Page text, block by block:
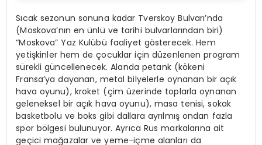
Sıcak sezonun sonuna kadar Tverskoy Bulvarı’nda
(Moskova’nın en ünlü ve tarihi bulvarlarından biri)
“Moskova” Yaz Kulübü faaliyet gösterecek. Hem
yetişkinler hem de çocuklar için düzenlenen program
sürekli güncellenecek. Alanda petank (kökeni
Fransa’ya dayanan, metal bilyelerle oynanan bir açık
hava oyunu), kroket (çim üzerinde toplarla oynanan
geleneksel bir açık hava oyunu), masa tenisi, sokak
basketbolu ve boks gibi dallara ayrılmış ondan fazla
spor bölgesi bulunuyor. Ayrıca Rus markalarına ait
geçici mağazalar ve yeme-içme alanları da